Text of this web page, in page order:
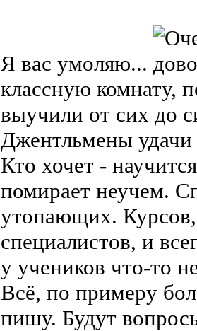
Я вас умоляю...
классную комнату,
выучили от сих до
Джентльмены удачи
Кто хочет -
помирает неучем.
утопающих.
специалистов, и
у учеников что-то
Всё, по примеру
пишу. Будут